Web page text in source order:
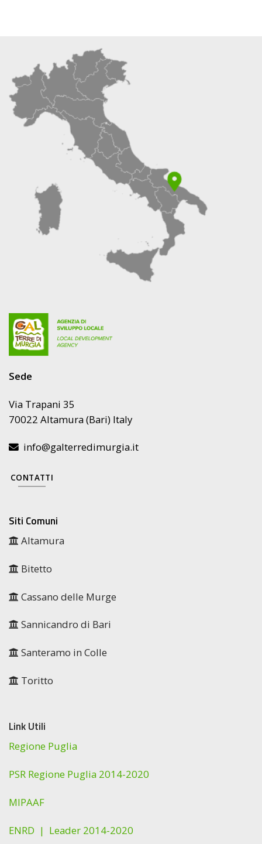
ELENCO
(SHORT
LIST)
INCARICHI
DI
CONSULENZA
NELL’ATTUAZIONE
DELLA
PROGRAMMAZIONE
LEADER
2023/2027
MURGIA
Sede
Via Trapani 35
70022 Altamura (Bari) Italy
info@galterredimurgia.it
CONTATTI
Siti Comuni
Altamura
Bitetto
Cassano delle Murge
Sannicandro di Bari
Santeramo in Colle
Toritto
Link Utili
Regione Puglia
PSR Regione Puglia 2014-2020
MIPAAF
ENRD | Leader 2014-2020